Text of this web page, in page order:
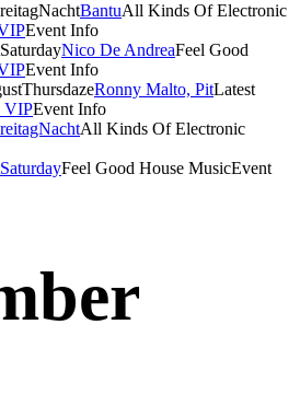
BantuAll Kinds Of Electronic
Event Info
SaturdayNico De AndreaFeel Good
Event Info
ThursdazeRonny Malto, PitLatest
VIPEvent Info
All Kinds Of Electronic
SaturdayFeel Good House MusicEvent